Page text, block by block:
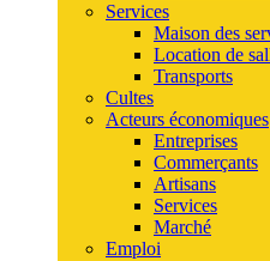
Services
Maison des
Location de
Transports
Cultes
Acteurs économiques
Entreprises
Commerçants
Artisans
Services
Marché
Emploi